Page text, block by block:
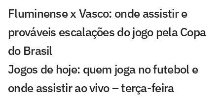
Fluminense x Vasco: onde assistir e
prováveis escalações do jogo pela Copa
do Brasil
Jogos de hoje: quem joga no futebol e
onde assistir ao vivo – terça-feira